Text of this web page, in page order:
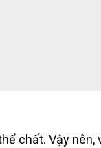
chất. Vậy nên,